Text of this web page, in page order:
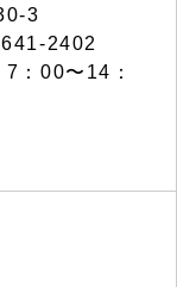
3
2402
：00〜14：